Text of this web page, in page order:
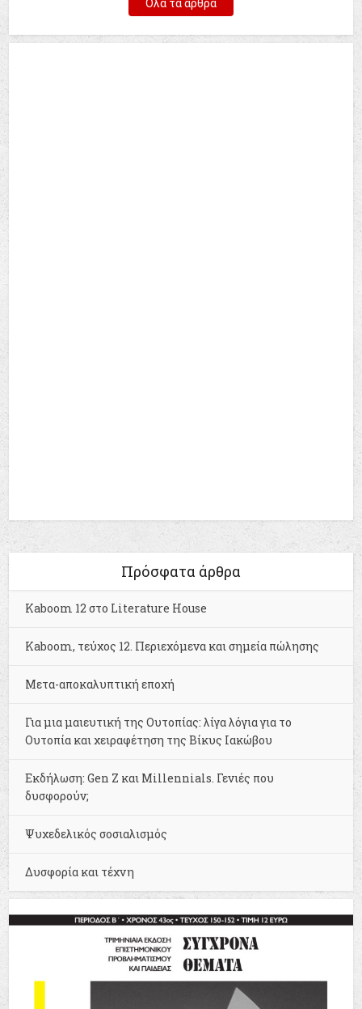
Πρόσφατα άρθρα
Kaboom 12 στο Literature House
Kaboom, τεύχος 12. Περιεχόμενα και σημεία πώλησης
Μετα-αποκαλυπτική εποχή
Για μια μαιευτική της Ουτοπίας: λίγα λόγια για το
Ουτοπία και χειραφέτηση της Βίκυς Ιακώβου
Εκδήλωση: Gen Z και Millennials. Γενιές που
δυσφορούν;
Ψυχεδελικός σοσιαλισμός
Δυσφορία και τέχνη